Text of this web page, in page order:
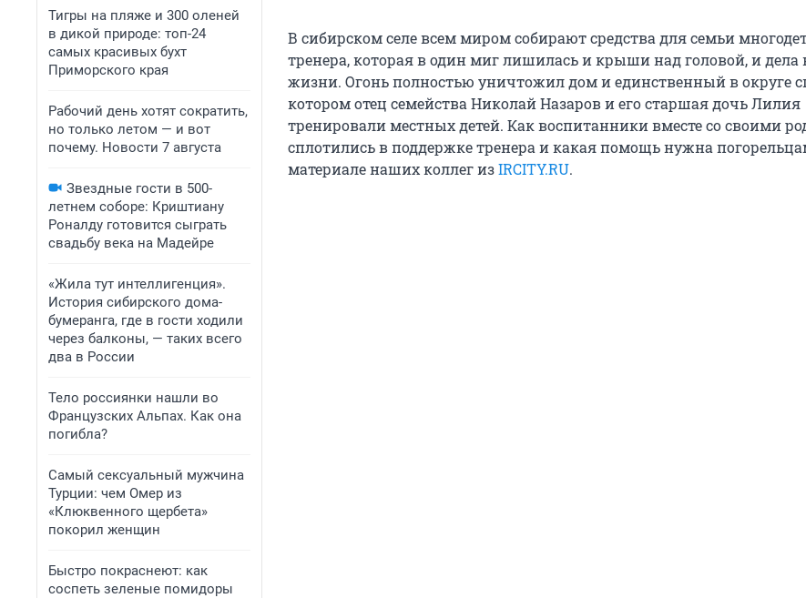
Тигры на пляже и 300 оленей
в дикой природе: топ-24
самых красивых бухт
Приморского края
Рабочий день хотят сократить,
но только летом — и вот
почему. Новости 7 августа
Звездные гости в 500-
летнем соборе: Криштиану
Роналду готовится сыграть
свадьбу века на Мадейре
«Жила тут интеллигенция».
История сибирского дома-
бумеранга, где в гости ходили
через балконы, — таких всего
два в России
Тело россиянки нашли во
Французских Альпах. Как она
погибла?
Самый сексуальный мужчина
Турции: чем Омер из
«Клюквенного щербета»
покорил женщин
Быстро покраснеют: как
соспеть зеленые помидоры
В сибирском селе всем миром собирают средства для семьи
тренера, которая в один миг лишилась и крыши над головой, и дела
жизни. Огонь полностью уничтожил дом и единственный в округе
котором отец семейства Николай Назаров и его старшая дочь Лилия
тренировали местных детей. Как воспитанники вместе со своими
сплотились в поддержке тренера и какая помощь нужна
материале наших коллег изIRCITY.RU.